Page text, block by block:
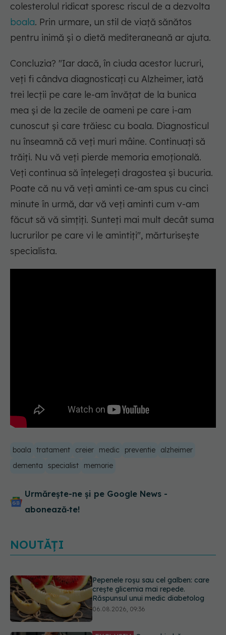
colesterolul ridicat sporesc riscul de a dezvolta
boala. Prin urmare, un stil de viață sănătos
pentru inimă și o dietă mediteraneană ar ajuta.
Concluzia? "Iar dacă, în ciuda acestor lucruri,
veți fi cândva diagnosticați cu Alzheimer, iată
trei lecții pe care le-am învățat de la bunica
mea și de la zecile de oameni pe care i-am
cunoscut și care trăiesc cu boala. Diagnosticul
nu înseamnă că veți muri mâine. Continuați să
trăiți. Nu vă veți pierde memoria emoțională.
Veți continua să înțelegeți dragostea și bucuria.
Poate că nu vă veți aminti ce-am spus cu cinci
minute în urmă, dar vă veți aminti cum v-am
făcut să vă simțiți. Sunteți mai mult decât suma
lucrurilor pe care vi le amintiți", mărturisește
specialista.
boala tratament creier medic preventie
alzheimer
dementa
specialist memorie
Urmărește-ne și pe Google News -
abonează‑te!
NOUTĂȚI
Pepenele roșu sau cel galben: care
crește glicemia mai repede.
Răspunsul unui medic diabetolog
06.08.2026, 09:36